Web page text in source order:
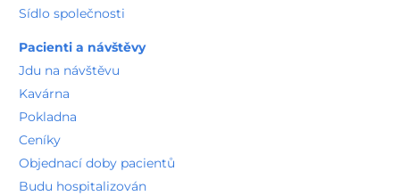
Sídlo společnosti
Pacienti a návštěvy
Jdu na návštěvu
Kavárna
Pokladna
Ceníky
Objednací doby pacientů
Budu hospitalizován